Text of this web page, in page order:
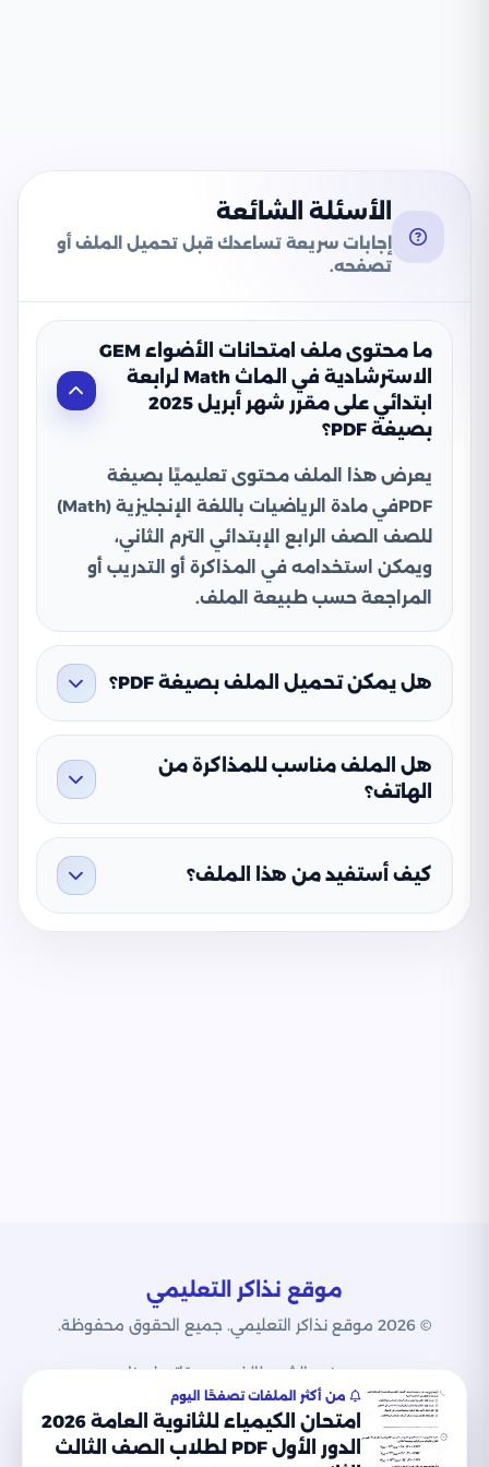
الأسئلة الشائعة
إجابات سريعة تساعدك قبل تحميل الملف أو
تصفحه.
ما محتوى ملف امتحانات الأضواء GEM
الاسترشادية في الماث Math لرابعة
ابتدائي على مقرر شهر أبريل 2025
بصيغة PDF؟
يعرض هذا الملف محتوى تعليميًا بصيغة
PDFفي مادة الرياضيات باللغة الإنجليزية (Math)
للصف الصف الرابع الإبتدائي الترم الثاني،
ويمكن استخدامه في المذاكرة أو التدريب أو
المراجعة حسب طبيعة الملف.
هل يمكن تحميل الملف بصيغة PDF؟
هل الملف مناسب للمذاكرة من
الهاتف؟
كيف أستفيد من هذا الملف؟
موقع نذاكر التعليمي
© 2026 موقع نذاكر التعليمي. جميع الحقوق محفوظة.
من نحن الشروطالخصوصيةاتصل بنا
من أكثر الملفات تصفحًا اليوم
امتحان الكيمياء للثانوية العامة 2026
الدور الأول PDF لطلاب الصف الثالث